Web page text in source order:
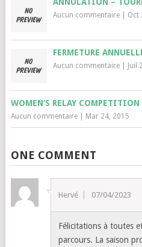
Aucun commentaire| Oct
FERMETURE
Aucun commentaire| Juil
WOMEN’S RELAY COMPETITION
Aucun commentaire| Mar 24, 2015
ONE COMMENT
Hervé 07/04/2023
Félicitations à toutes
parcours. La saison